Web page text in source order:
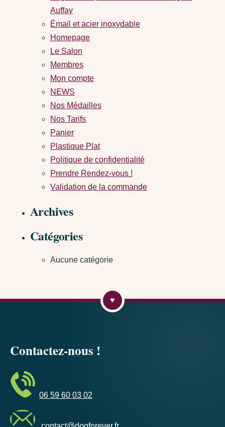
Auffay
Émail et acier inoxydable
Homepage
Le Salon
Membres
Mon compte
NEWS
Nos Médailles
Nos Tarifs
Panier
Plastique Plat
Politique de confidentialité
Prendre Rendez-vous !
Validation de la commande
Archives
Catégories
Aucune catégorie
Contactez-nous !
06 59 60 03 02